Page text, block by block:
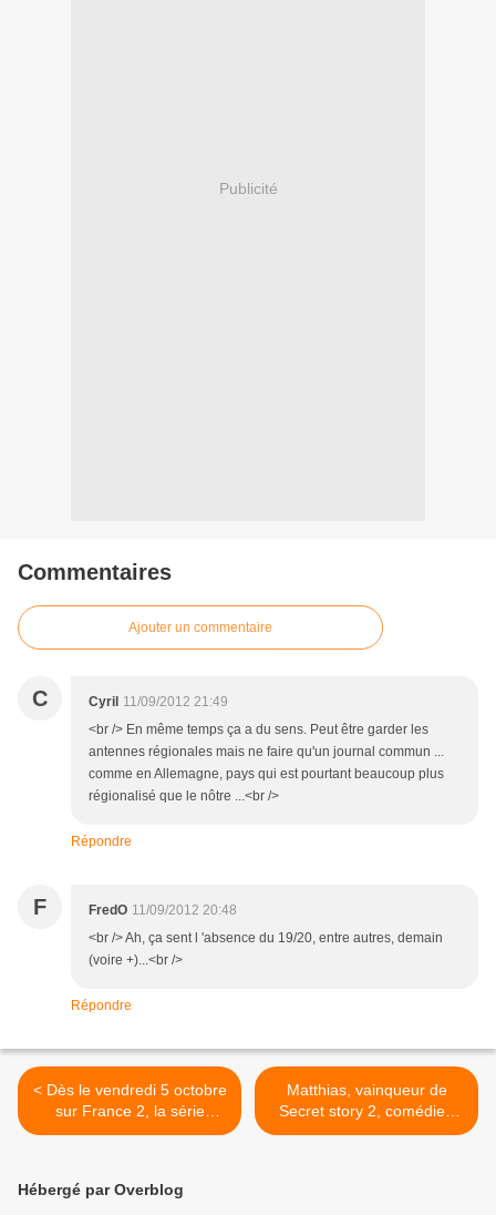
Publicité
Commentaires
Ajouter un commentaire
C Cyril 11/09/2012 21:49
<br /> En même temps ça a du sens. Peut être garder les
antennes régionales mais ne faire qu'un journal commun ...
comme en Allemagne, pays qui est pourtant beaucoup plus
régionalisé que le nôtre ...<br />
Répondre
F FredO 11/09/2012 20:48
<br /> Ah, ça sent l 'absence du 19/20, entre autres, demain
(voire +)...<br />
Répondre
< Dès le vendredi 5 octobre
sur France 2, la série
française inédite Caïn.
Matthias, vainqueur de
Secret story 2, comédien
dans Hollywood girls dès ce
Hébergé par Overblog